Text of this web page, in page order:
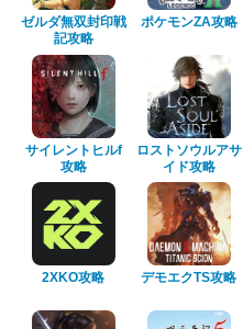
ゼルダ無双封印戦
記攻略
ポケモンZA攻略
サイレントヒルf
攻略
ロストソウルアサ
イド攻略
2XKO攻略 デモエクTS攻略